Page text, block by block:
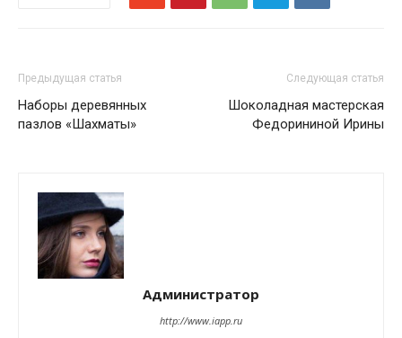
Предыдущая статья
Наборы деревянных
пазлов «Шахматы»
Следующая статья
Шоколадная мастерская
Федорининой Ирины
Администратор
http://www.iapp.ru